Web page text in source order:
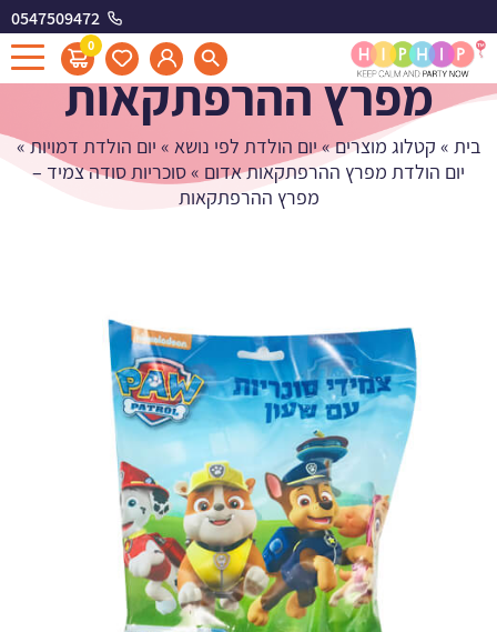
0547509472
0
סוכריות סודה צמיד -
מפרץ ההרפתקאות
בית » קטלוג מוצרים»יום הולדת לפי נושא » יום הולדת דמויות»
יום הולדת מפרץ ההרפתקאות אדום »סוכריות סודה צמיד –
מפרץ ההרפתקאות